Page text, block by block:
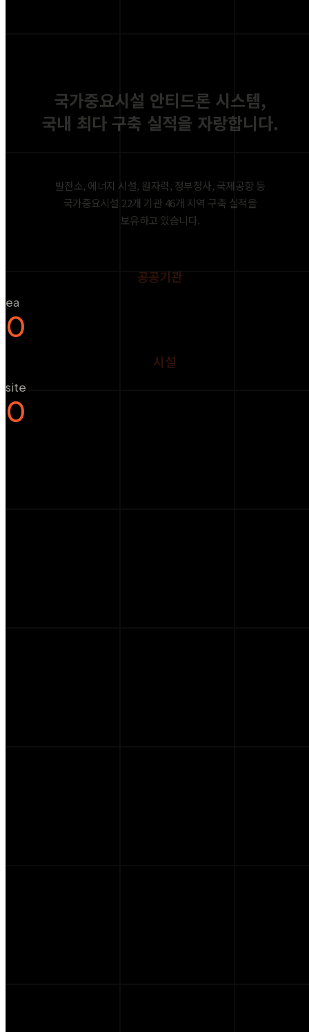
국가중요시설 안티드론 시스템,
국내 최다 구축 실적을 자랑합니다.
발전소, 에너지 시설, 원자력, 정부청사, 국제공항 등
국가중요시설 22개 기관 46개 지역 구축 실적을
보유하고 있습니다.
공공기관
ea
0
시설
site
0